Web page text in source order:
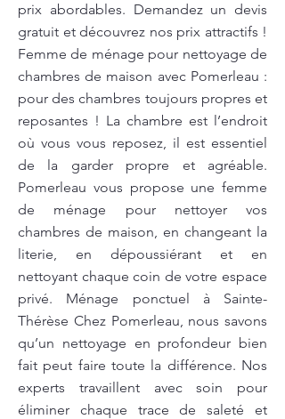
prix abordables. Demandez un devis
gratuit et découvrez nos prix attractifs !
Femme de ménage pour nettoyage de
chambres de maison avec Pomerleau :
pour des chambres toujours propres et
reposantes ! La chambre est l’endroit
où vous vous reposez, il est essentiel
de la garder propre et agréable.
Pomerleau vous propose une femme
de ménage pour nettoyer vos
chambres de maison, en changeant la
literie, en dépoussiérant et en
nettoyant chaque coin de votre espace
privé. Ménage ponctuel à Sainte-
Thérèse Chez Pomerleau, nous savons
qu’un nettoyage en profondeur bien
fait peut faire toute la différence. Nos
experts travaillent avec soin pour
éliminer chaque trace de saleté et